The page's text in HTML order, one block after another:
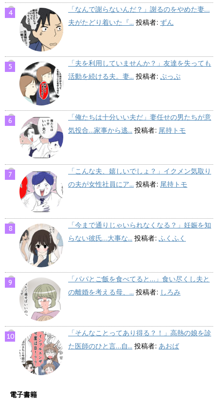
「なんで謝らないんだ？」謝るのをやめた妻…
夫がたどり着いた『... 投稿者: ずん
「夫を利用していませんか？」友達を失っても
活動を続ける夫。妻... 投稿者: ぷっぷ
「俺たちは十分いい夫だ」妻任せの男たちが意
気投合…家事から逃... 投稿者: 尾持トモ
「こんな夫、嬉しいでしょ？」イクメン気取り
の夫が女性社員にア... 投稿者: 尾持トモ
「今まで通りじゃいられなくなる？」妊娠を知
らない彼氏…大事な... 投稿者: ふくふく
「パパとご飯を食べてると…」食い尽くし夫と
の離婚を考える母、... 投稿者: しろみ
「そんなことってあり得る？！」高熱の娘を診
た医師のひと言…自... 投稿者: あおば
電子書籍